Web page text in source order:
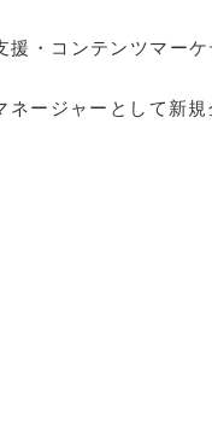
・コンテンツマーケ
ージャーとして新規